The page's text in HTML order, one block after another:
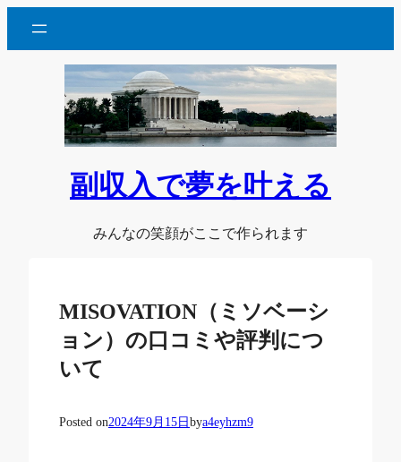
を
副収入で夢を叶える
みんなの笑顔がここで作られます
MISOVATION（ミソベーシ
ョン）の口コミや評判につ
いて
Posted on2024年9月15日 bya4eyhzm9